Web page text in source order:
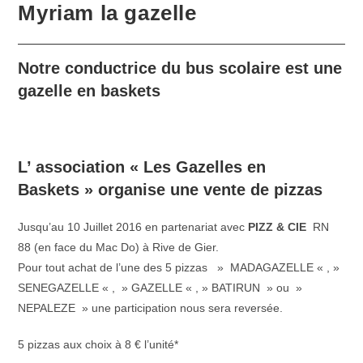
Myriam la gazelle
Notre conductrice du bus scolaire est une
gazelle en baskets
L’ association « Les Gazelles en
Baskets » organise une vente de pizzas
Jusqu’au 10 Juillet 2016 en partenariat avec PIZZ & CIE RN
88 (en face du Mac Do) à Rive de Gier.
Pour tout achat de l’une des 5 pizzas » MADAGAZELLE « , »
SENEGAZELLE « , » GAZELLE « , » BATIRUN » ou »
NEPALEZE » une participation nous sera reversée.
5 pizzas aux choix à 8 € l’unité*